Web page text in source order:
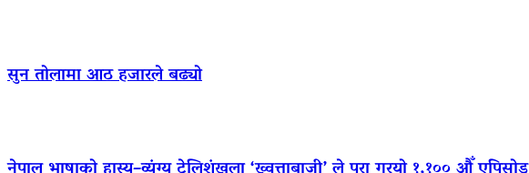
सुन तोलामा आठ हजारले बढ्यो